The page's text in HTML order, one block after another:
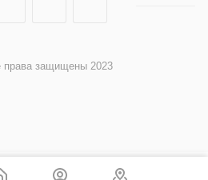
права защищены 2023